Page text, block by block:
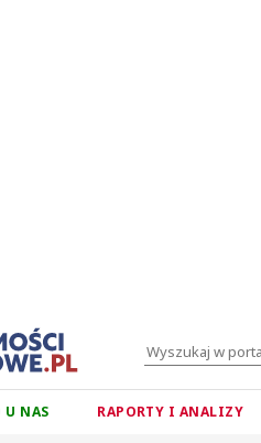
U NAS RAPORTY I ANALIZY